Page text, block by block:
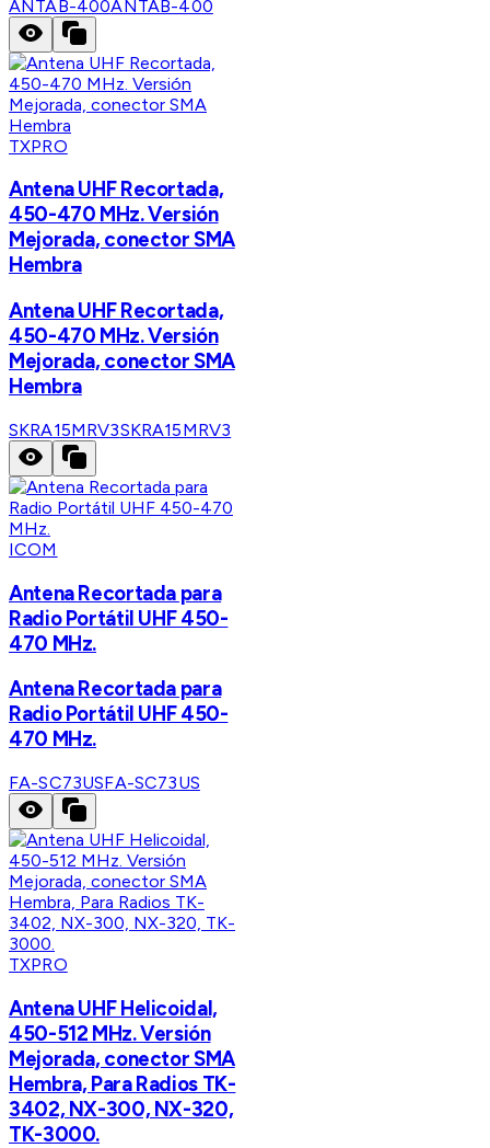
ANTAB-400ANTAB-400
TXPRO
Antena UHF Recortada,
450-470 MHz. Versión
Mejorada, conector SMA
Hembra
Antena UHF Recortada,
450-470 MHz. Versión
Mejorada, conector SMA
Hembra
SKRA15MRV3SKRA15MRV3
ICOM
Antena Recortada para
Radio Portátil UHF 450-
470 MHz.
Antena Recortada para
Radio Portátil UHF 450-
470 MHz.
FA-SC73USFA-SC73US
TXPRO
Antena UHF Helicoidal,
450-512 MHz. Versión
Mejorada, conector SMA
Hembra, Para Radios TK-
3402, NX-300, NX-320,
TK-3000.